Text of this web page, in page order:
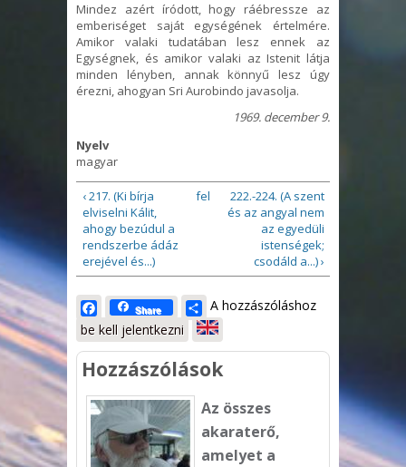
Mindez azért íródott, hogy ráébressze az
emberiséget saját egységének értelmére.
Amikor valaki tudatában lesz ennek az
Egységnek, és amikor valaki az Istenit látja
minden lényben, annak könnyű lesz úgy
érezni, ahogyan Sri Aurobindo javasolja.
1969. december 9.
Nyelv
magyar
‹ 217. (Ki bírja
elviselni Kálit,
ahogy bezúdul a
rendszerbe ádáz
erejével és...)
fel
222.-224. (A szent
és az angyal nem
az egyedüli
istenségek;
csodáld a...) ›
Facebook
Share Share
A hozzászóláshoz
be kell jelentkezni
Hozzászólások
Az összes
akaraterő,
amelyet a